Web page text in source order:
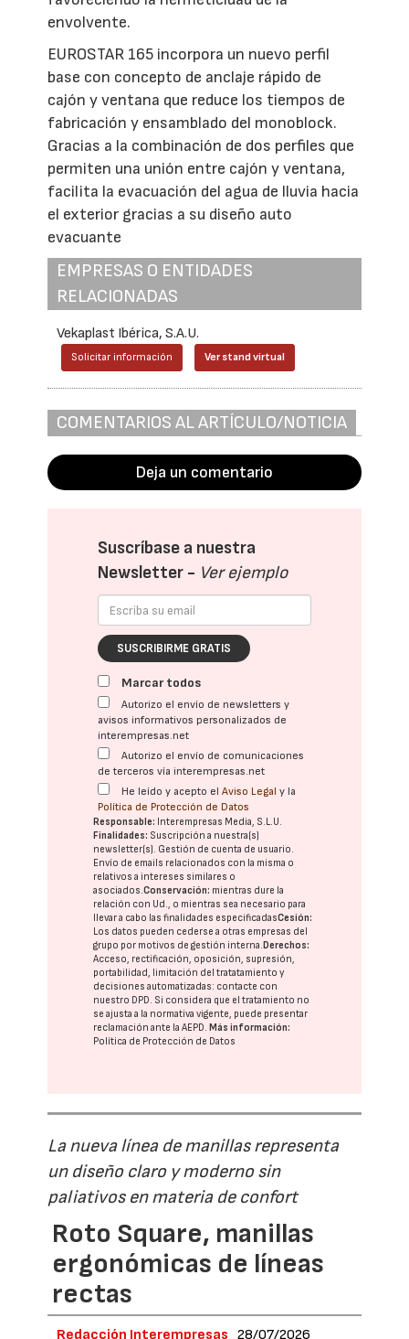
envolvente.
EUROSTAR 165 incorpora un nuevo perfil
base con concepto de anclaje rápido de
cajón y ventana que reduce los tiempos de
fabricación y ensamblado del monoblock.
Gracias a la combinación de dos perfiles que
permiten una unión entre cajón y ventana,
facilita la evacuación del agua de lluvia hacia
el exterior gracias a su diseño auto
evacuante
EMPRESAS O ENTIDADES
RELACIONADAS
Vekaplast Ibérica, S.A.U.
Solicitar información Ver stand virtual
COMENTARIOS AL ARTÍCULO/NOTICIA
Deja un comentario
Suscríbase a nuestra
Newsletter - Ver ejemplo
SUSCRIBIRME GRATIS
Marcar todos
Autorizo el envío de newsletters y
avisos informativos personalizados de
interempresas.net
Autorizo el envío de comunicaciones
de terceros vía interempresas.net
He leído y acepto elAviso Legal y la
Política de Protección de Datos
Responsable: Interempresas Media, S.L.U.
Finalidades: Suscripción a nuestra(s)
newsletter(s). Gestión de cuenta de usuario.
Envío de emails relacionados con la misma o
relativos a intereses similares o
asociados.Conservación: mientras dure la
relación con Ud., o mientras sea necesario para
llevar a cabo las finalidades especificadasCesión:
Los datos pueden cederse a otras empresas del
grupo por motivos de gestión interna. Derechos:
Acceso, rectificación, oposición, supresión,
portabilidad, limitación del tratatamiento y
decisiones automatizadas: contacte con
nuestro DPD. Si considera que el tratamiento no
se ajusta a la normativa vigente, puede presentar
reclamación ante laAEPD. Más información:
Política de Protección de Datos
La nueva línea de manillas representa
un diseño claro y moderno sin
paliativos en materia de confort
Roto Square, manillas
ergonómicas de líneas
rectas
Redacción Interempresas 28/07/2026